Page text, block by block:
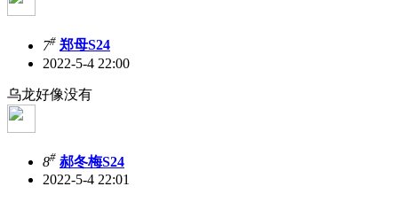
7# 郑母S24
2022-5-4 22:00
乌龙好像没有
8# 郝冬梅S24
2022-5-4 22:01